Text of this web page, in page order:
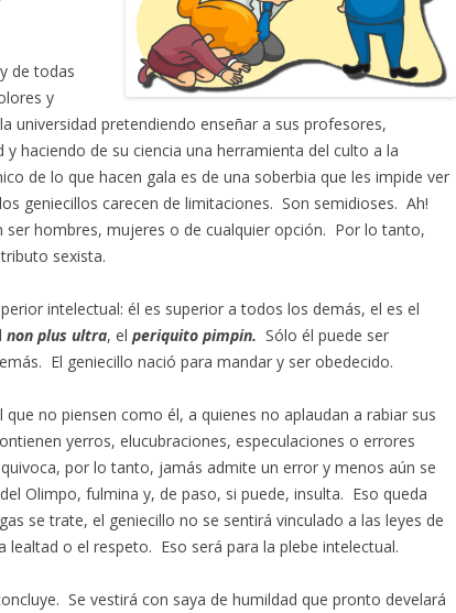
de todas
y
universidad pretendiendo enseñar a sus profesores,
haciendo de su ciencia una herramienta del culto a la
de lo que hacen gala es de una soberbia que les impide ver
geniecillos carecen de limitaciones. Son semidioses. Ah!
ser hombres, mujeres o de cualquier opción. Por lo tanto,
sexista.
intelectual: él es superior a todos los demás, el es el
non plus ultra, el periquito pimpin. Sólo él puede ser
El geniecillo nació para mandar y ser obedecido.
no piensen como él, a quienes no aplaudan a rabiar sus
yerros, elucubraciones, especulaciones o errores
por lo tanto, jamás admite un error y menos aún se
Olimpo, fulmina y, de paso, si puede, insulta. Eso queda
se trate, el geniecillo no se sentirá vinculado a las leyes de
lealtad o el respeto. Eso será para la plebe intelectual.
Se vestirá con saya de humildad que pronto develará